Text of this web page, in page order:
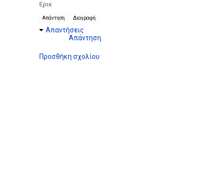
Ερικ
Απάντηση Διαγραφή
Απαντήσεις
Απάντηση
Προσθήκη σχολίου